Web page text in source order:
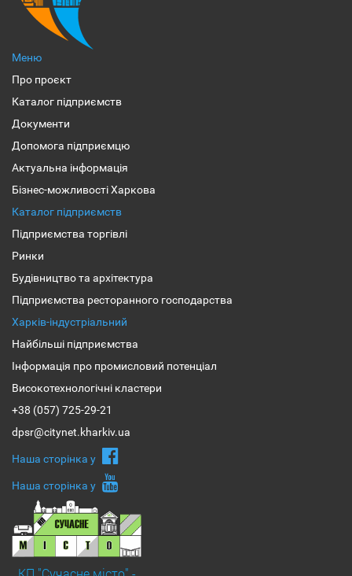
Меню
Про проєкт
Каталог підприємств
Документи
Допомога підприємцю
Актуальна інформація
Бізнес-можливості Харкова
Каталог підприємств
Підприємства торгівлі
Ринки
Будівництво та архітектура
Підприємства ресторанного господарства
Харків-індустріальний
Найбільші підприємства
Інформація про промисловий потенціал
Високотехнологічні кластери
+38 (057) 725-29-21
dpsr@citynet.kharkiv.ua
Наша сторiнка у
Наша сторiнка у